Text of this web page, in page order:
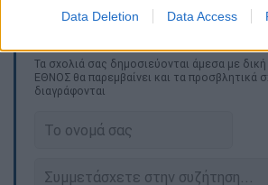
Data Deletion Data Access
Τα σχολιά σας δημοσιεύονται άμεσα με
ΕΘΝΟΣ θα παρεμβαίνει και τα προσβλητικά
διαγράφονται